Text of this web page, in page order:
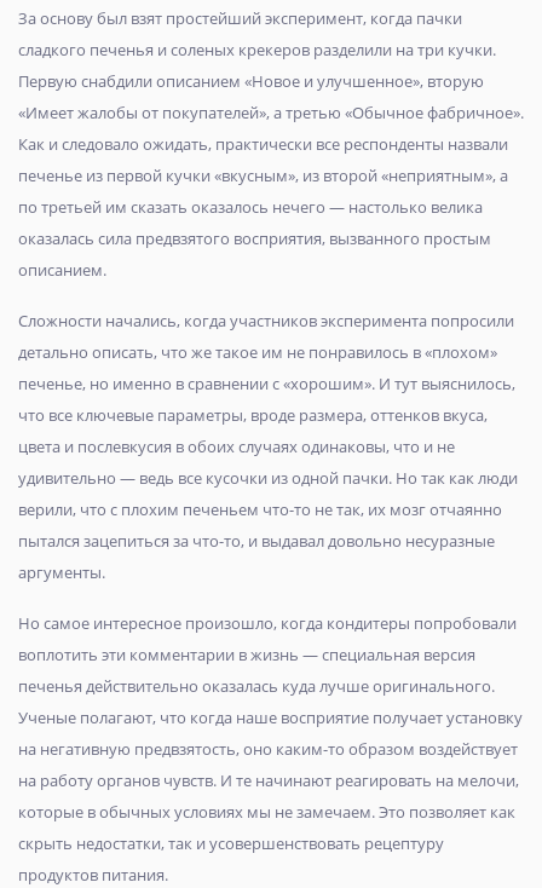
За основу был взят простейший эксперимент, когда пачки
сладкого печенья и соленых крекеров разделили на три кучки.
Первую снабдили описанием «Новое и улучшенное», вторую
«Имеет жалобы от покупателей», а третью «Обычное фабричное».
Как и следовало ожидать, практически все респонденты назвали
печенье из первой кучки «вкусным», из второй «неприятным», а
по третьей им сказать оказалось нечего — настолько велика
оказалась сила предвзятого восприятия, вызванного простым
описанием.
Сложности начались, когда участников эксперимента попросили
детально описать, что же такое им не понравилось в «плохом»
печенье, но именно в сравнении с «хорошим». И тут выяснилось,
что все ключевые параметры, вроде размера, оттенков вкуса,
цвета и послевкусия в обоих случаях одинаковы, что и не
удивительно — ведь все кусочки из одной пачки. Но так как люди
верили, что с плохим печеньем что-то не так, их мозг отчаянно
пытался зацепиться за что-то, и выдавал довольно несуразные
аргументы.
Но самое интересное произошло, когда кондитеры попробовали
воплотить эти комментарии в жизнь — специальная версия
печенья действительно оказалась куда лучше оригинального.
Ученые полагают, что когда наше восприятие получает установку
на негативную предвзятость, оно каким-то образом воздействует
на работу органов чувств. И те начинают реагировать на мелочи,
которые в обычных условиях мы не замечаем. Это позволяет как
скрыть недостатки, так и усовершенствовать рецептуру
продуктов питания.